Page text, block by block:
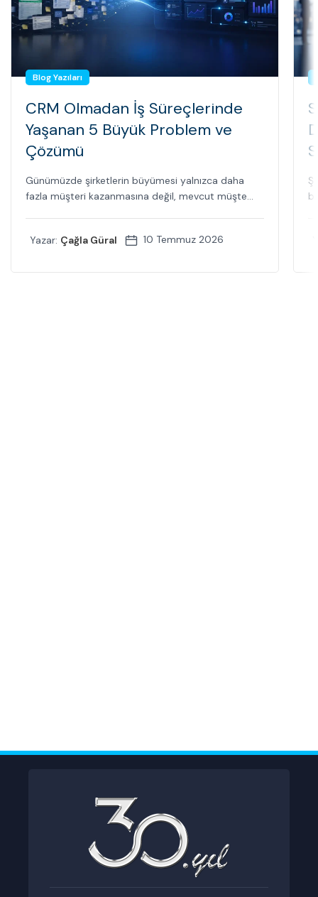
Blog Yazıları
CRM Olmadan İş Süreçlerinde
Yaşanan 5 Büyük Problem ve
Çözümü
Günümüzde şirketlerin büyümesi yalnızca daha
fazla müşteri kazanmasına değil, mevcut müşte...
Yazar: Çağla Güral 10 Temmuz 2026